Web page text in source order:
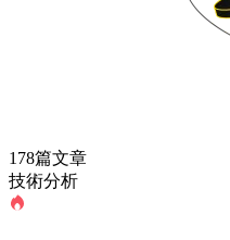
178篇文章
技術分析